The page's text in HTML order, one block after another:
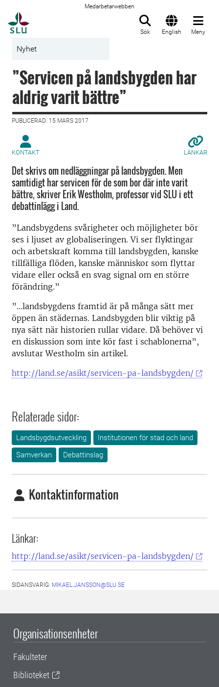
Medarbetarwebben
Sök English Meny
Nyhet
”Servicen på landsbygden har
aldrig varit bättre”
PUBLICERAD: 15 MARS 2017
KONTAKT LÄNKAR
Det skrivs om nedläggningar på landsbygden. Men
samtidigt har servicen för de som bor där inte varit
bättre, skriver Erik Westholm, professor vid SLU i ett
debattinlägg i Land.
”Landsbygdens svårigheter och möjligheter bör
ses i ljuset av globaliseringen. Vi ser flyktingar
och arbetskraft komma till landsbygden, kanske
tillfälliga flöden, kanske människor som flyttar
vidare eller också en svag signal om en större
förändring.”
”…landsbygdens framtid är på många sätt mer
öppen än städernas. Landsbygden blir viktig på
nya sätt när historien rullar vidare. Då behöver vi
en diskussion som inte kör fast i schablonerna”,
avslutar Westholm sin artikel.
http://land.se/asikt/servicen-pa-landsbygden/
Relaterade sidor:
Landsbygdsutveckling
Institutionen för stad och land
Samverkan
Debattinslag
Kontaktinformation
Länkar:
http://land.se/asikt/servicen-pa-landsbygden/
SIDANSVARIG: MIKAEL.JANSSON@SLU.SE
Organisationsenheter
Fakulteter
Biblioteket